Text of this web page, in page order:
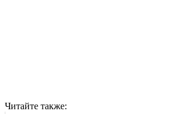
Читайте также: